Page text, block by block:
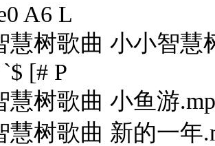
A6 L
慧树歌曲 小小智慧
[# P
慧树歌曲 小鱼游
慧树歌曲 新的一年